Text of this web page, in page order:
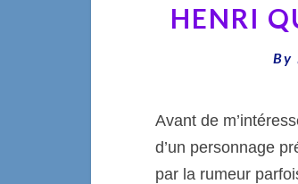
HENRI
By
Avant de
d’un personnage
par la rumeur